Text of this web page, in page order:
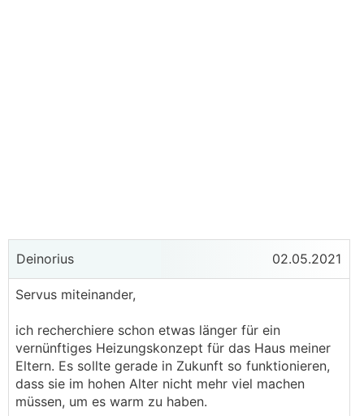
Deinorius 02.05.2021
Servus miteinander,
ich recherchiere schon etwas länger für ein
vernünftiges Heizungskonzept für das Haus meiner
Eltern. Es sollte gerade in Zukunft so funktionieren,
dass sie im hohen Alter nicht mehr viel machen
müssen, um es warm zu haben.